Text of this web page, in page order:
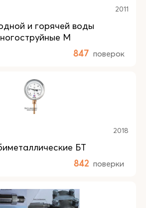
2011
и горячей воды
M
847 поверок
2018
БТ
842 поверки